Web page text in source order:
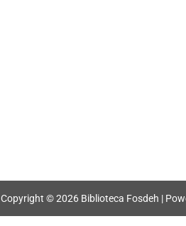
Copyright © 2026 Biblioteca Fosdeh |